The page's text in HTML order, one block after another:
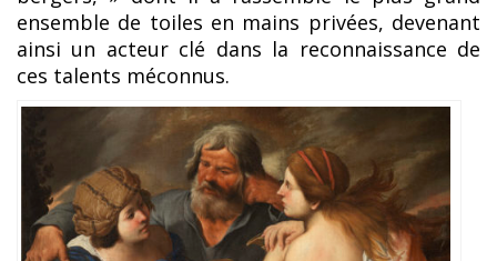
ensemble de toiles en mains privées, devenant
ainsi un acteur clé dans la reconnaissance de
ces talents méconnus.